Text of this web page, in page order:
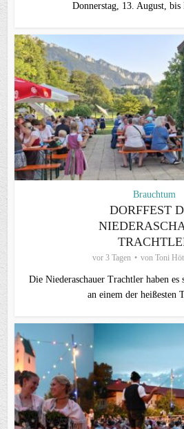
Donnerstag, 13. August,
Brauchtum
DORFFEST
vor 3 Tagen von Toni
Die Niederaschauer Trachtler haben es
an einem der heißesten